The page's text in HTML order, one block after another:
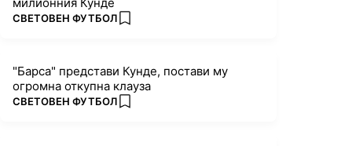
ПОВЕЧЕ ОТ
СВЕТОВЕН ФУТБОЛ add favorites
"Барса" представи Кунде, постави му
огромна откупна клауза
ПОВЕЧЕ ОТ
СВЕТОВЕН ФУТБОЛ add favorites